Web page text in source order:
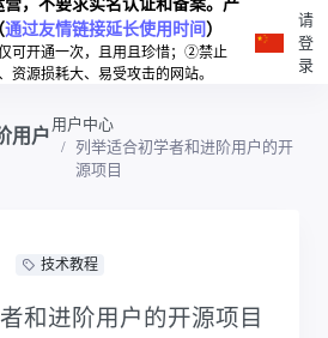
通过友情链接延长使用时间）
可开通一次，且用且珍惜；②禁止
资源损耗大、易受攻击的网站。
请
登
录
用户
用户中心
列举适合初学者和进阶用户的开
源项目
技术教程
和进阶用户的开源项目